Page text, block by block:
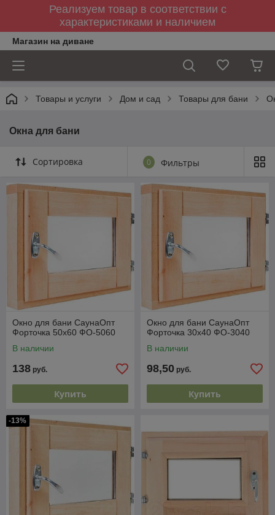
Реализуем товар в соответствии с
характеристиками и наличием
Магазин на диване
Товары и услуги Дом и сад Товары для бани
Окна для бани
Сортировка 0 Фильтры
Окно для бани СаунаОпт
Форточка 50x60 ФО-5060
В наличии
138 руб.
Купить
Окно для бани СаунаОпт
Форточка 30x40 ФО-3040
В наличии
98,50 руб.
Купить
-13%